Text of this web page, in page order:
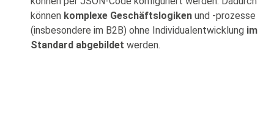
können komplexe Geschäftslogiken und -prozesse
(insbesondere im B2B) ohne Individualentwicklung im
Standard abgebildet werden.